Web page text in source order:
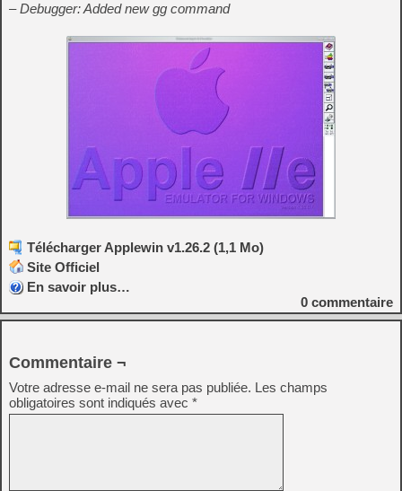
– Debugger: Added new gg command
Télécharger Applewin v1.26.2 (1,1 Mo)
Site Officiel
En savoir plus…
0 commentaire
Commentaire ¬
Votre adresse e-mail ne sera pas publiée. Les champs
obligatoires sont indiqués avec *